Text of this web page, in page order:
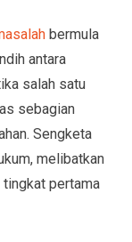
bermula
antara
salah satu
sebagian
Sengketa
melibatkan
tingkat pertama